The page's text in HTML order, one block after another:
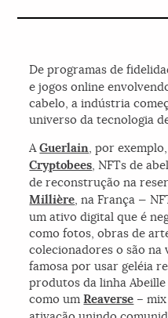
De programas de
e jogos online
cabelo, a indústria
universo da tecnologia
AGuerlain, por
Cryptobees, NFTs de
de reconstrução na
Millière, na França —
um ativo digital que é
como fotos, obras de
colecionadores o são na
famosa por usar geléia
produtos da linha Abeille
como umReaverse – mix